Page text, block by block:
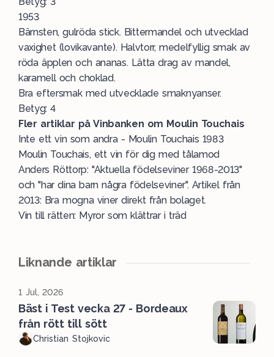
1953
Bärnsten, gulröda stick. Bittermandel och utvecklad
vaxighet (lovikavante). Halvtorr, medelfyllig smak av
röda äpplen och ananas. Lätta drag av mandel,
karamell och choklad.
Bra eftersmak med utvecklade smaknyanser.
Betyg: 4
Fler artiklar på Vinbanken om Moulin Touchais
Inte ett vin som andra - Moulin Touchais 1983
Moulin Touchais, ett vin för dig med tålamod
Anders Röttorp: "Aktuella födelseviner 1968-2013"
och "har dina barn några födelseviner". Artikel från
2013: Bra mogna viner direkt från bolaget.
Vin till rätten: Myror som klättrar i träd
Liknande artiklar
1 Jul, 2026
Bäst i Test vecka 27 - Bordeaux
från rött till sött
Christian Stojkovic